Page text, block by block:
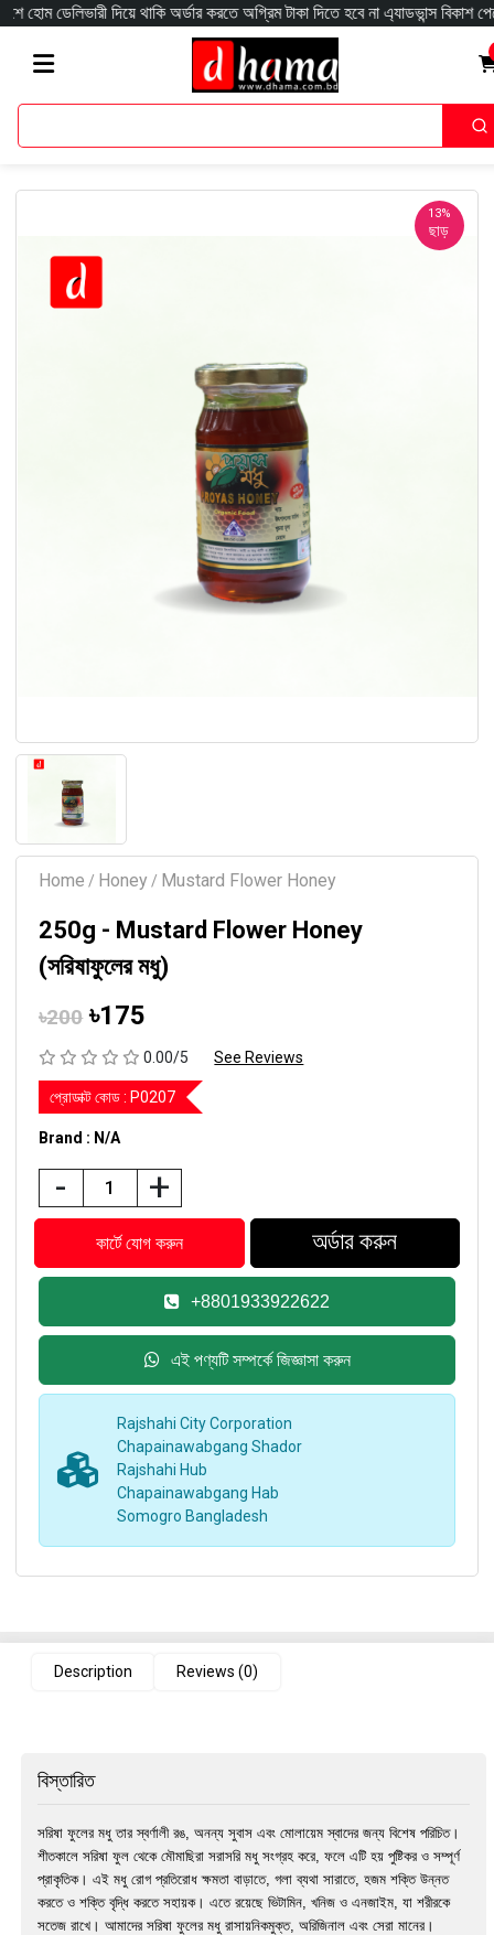
দিয়ে থাকি অর্ডার করতে অগ্রিম টাকা দিতে হবে না এ্যাডভান্স বিকাশ
13%
ছাড়
Home / Honey / Mustard Flower Honey
250g - Mustard Flower Honey
(সরিষাফুলের মধু)
৳200৳175
0.00/5 See Reviews
প্রোডাক্ট কোড : P0207
Brand : N/A
- +
+8801933922622
এই পণ্যটি সম্পর্কে জিজ্ঞাসা করুন
Rajshahi City Corporation
Chapainawabgang Shador
Rajshahi Hub
Chapainawabgang Hab
Somogro Bangladesh
Description Reviews (0)
বিস্তারিত
সরিষা ফুলের মধু তার স্বর্ণালী রঙ, অনন্য সুবাস এবং মোলায়েম স্বাদের জন্য বিশেষ পরিচিত।
শীতকালে সরিষা ফুল থেকে মৌমাছিরা সরাসরি মধু সংগ্রহ করে, ফলে এটি হয় পুষ্টিকর ও সম্পূর্ণ
প্রাকৃতিক। এই মধু রোগ প্রতিরোধ ক্ষমতা বাড়াতে, গলা ব্যথা সারাতে, হজম শক্তি উন্নত
করতে ও শক্তি বৃদ্ধি করতে সহায়ক। এতে রয়েছে ভিটামিন, খনিজ ও এনজাইম, যা শরীরকে
সতেজ রাখে। আমাদের সরিষা ফুলের মধু রাসায়নিকমুক্ত, অরিজিনাল এবং সেরা মানের।